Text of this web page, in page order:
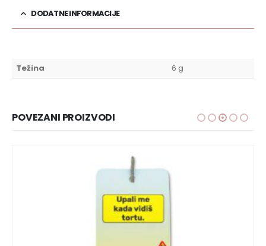
DODATNE INFORMACIJE
Težina 6 g
POVEZANI PROIZVODI